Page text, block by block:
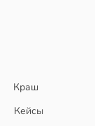
Краш
Кейсы